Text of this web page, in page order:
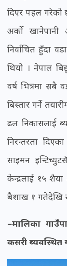
दिएर पहल गरेको
अर्को
निर्वाचित हुँदा
थियो । नेपाल
वर्ष भित्रमा सबै
बिस्तार गर्ने
ढल निकासलाई
निरन्तरता
साइमन
केन्द्रलाई १५ शैया
बैशाख १ गतेदेखि
–मालिका
कसरी ब्यवस्थित